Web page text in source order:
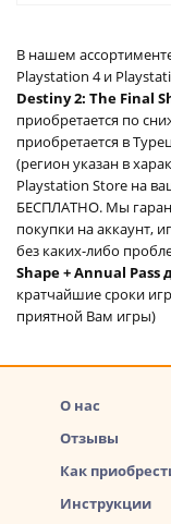
В нашем
Playstation 4 и
Destiny 2: The Final
приобретается по
приобретается в
(регион указан в
Playstation Store на
БЕСПЛАТНО. Мы
покупки на аккаунт,
без каких-либо
Shape + Annual Pass
кратчайшие сроки
приятной Вам игры)
О нас
Отзывы
Как
Инструкции